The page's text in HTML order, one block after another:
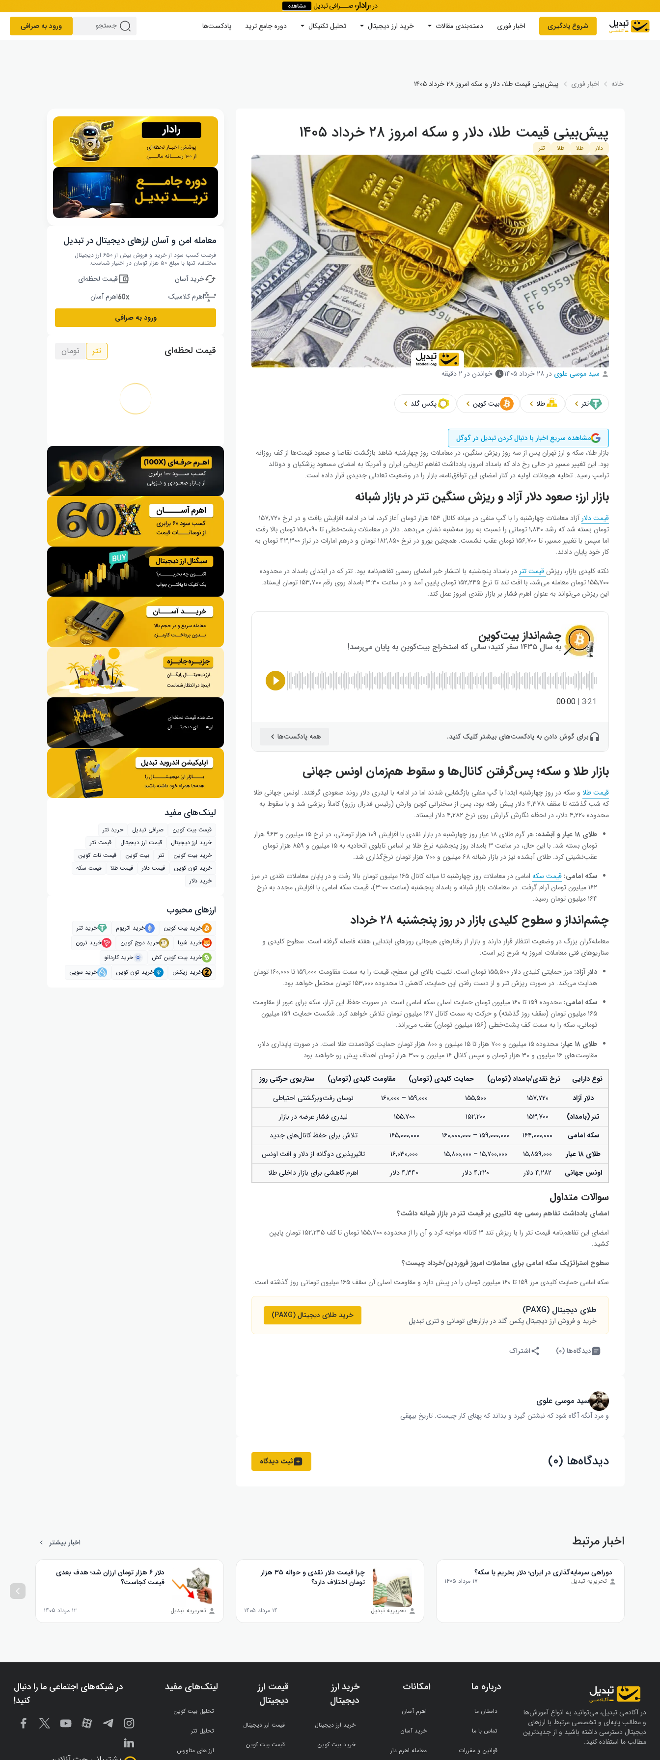
شروع یادگیری اخبار فوری دسته‌بندی مقالات خرید ارز دیجیتال تحلیل تکنیکال دوره‌ جامع ترید پادکست‌ها جستجو ورود به صرافی
خانه اخبار فوری پیش‌بینی قیمت طلا، دلار و سکه امروز ۲۸ خرداد ۱۴۰۵
پیش‌بینی قیمت طلا، دلار و سکه امروز ۲۸ خرداد ۱۴۰۵
دلار طلا طلا تتر
سید موسی علوی در ۲۸ خرداد ۱۴۰۵ خواندن در ۲ دقیقه
تتر طلا بیت کوین پکس گلد
مشاهده سریع اخبار با دنبال کردن تبدیل در گوگل
بازار طلا، سکه و ارز تهران پس از سه روز ریزش سنگین، در معاملات روز چهارشنبه شاهد بازگشت تقاضا و صعود قیمت‌ها از کف روزانه
بود. این تغییر مسیر در حالی رخ داد که بامداد امروز، یادداشت تفاهم تاریخی ایران و آمریکا به امضای مسعود پزشکیان و دونالد
ترامپ رسید. تخلیه هیجانات اولیه در کنار امضای این توافق‌نامه، بازار را در وضعیت تعادلی جدیدی قرار داده است.
بازار ارز؛ صعود دلار آزاد و ریزش سنگین تتر در بازار شبانه
قیمت دلار
آزاد معاملات چهارشنبه را با گپ منفی در میانه کانال ۱۵۴ هزار تومان آغاز کرد، اما در ادامه افزایش یافت و در نرخ ۱۵۷,۷۲۰
تومان بسته شد که رشد ۱,۸۴۰ تومانی را نسبت به روز سه‌شنبه نشان می‌دهد. دلار در معاملات پشت‌خطی تا ۱۵۸,۰۹۰ تومان بالا رفت
اما سپس با تغییر مسیر، تا ۱۵۶,۷۰۰ تومان عقب نشست. همچنین یورو در نرخ ۱۸۲,۸۵۰ تومان و درهم امارات در تراز ۴۳,۳۰۰ تومان به
کار خود پایان دادند.
نکته کلیدی بازار، ریزشقیمت تتر در بامداد پنجشنبه با انتشار خبر امضای رسمی تفاهم‌نامه بود. تتر که در ابتدای بامداد در محدوده
۱۵۵,۷۰۰ تومان معامله می‌شد، با افت تند تا نرخ ۱۵۲,۲۴۵ تومان پایین آمد و در ساعت ۳:۳۰ بامداد روی رقم ۱۵۳,۷۰۰ تومان ایستاد.
این ریزش می‌تواند به عنوان اهرم فشار بر بازار نقدی امروز عمل کند.
چشم‌انداز بیت‌کوین
به سال ۱۴۳۵ سفر کنید؛ سالی که استخراج بیت‌کوین به پایان می‌رسد!
3:21
|
00:00
برای گوش دادن به پادکست‌های بیشتر کلیک کنید. همه پادکست‌ها
بازار طلا و سکه؛ پس‌گرفتن کانال‌ها و سقوط هم‌زمان اونس جهانی
قیمت طلا و سکه در روز چهارشنبه ابتدا با گپ منفی بازگشایی شدند اما در ادامه با لیدری دلار روند صعودی گرفتند. اونس جهانی طلا
که شب گذشته تا سقف ۴,۳۷۸ دلار پیش رفته بود، پس از سخنرانی کوین وارش (رئیس فدرال رزرو) کاملاً ریزشی شد و با سقوط به
محدوده ۴,۲۲۰ دلار، در لحظه نگارش گزارش روی نرخ ۴,۲۸۲ دلار ایستاد.
طلای ۱۸ عیار و آبشده:
هر گرم طلای ۱۸ عیار روز چهارشنبه در بازار نقدی با افزایش ۱۰۹ هزار تومانی، در نرخ ۱۵ میلیون و ۹۶۳ هزار
تومان بسته شد. با این حال، در ساعت ۳ بامداد روز پنجشنبه نرخ طلا بر اساس تابلوی اتحادیه به ۱۵ میلیون و ۸۵۹ هزار تومان
عقب‌نشینی کرد. طلای آبشده نیز در بازار شبانه ۶۸ میلیون و ۷۰۰ هزار تومان نرخ‌گذاری شد.
سکه امامی: قیمت سکه
امامی در معاملات روز چهارشنبه تا میانه کانال ۱۶۵ میلیون تومان بالا رفت و در پایان معاملات نقدی در مرز
۱۶۲ میلیون تومان آرام گرفت. در معاملات بازار شبانه و بامداد پنجشنبه (ساعت ۳:۰۰)، قیمت سکه امامی با افزایش مجدد به نرخ
۱۶۴ میلیون تومان رسید.
چشم‌انداز و سطوح کلیدی بازار در روز پنجشنبه ۲۸ خرداد
معامله‌گران بزرگ در وضعیت انتظار قرار دارند و بازار از رفتارهای هیجانی روزهای ابتدایی هفته فاصله گرفته است. سطوح کلیدی و
سناریوهای فنی معاملات امروز به شرح زیر است:
دلار آزاد:
مرز حمایتی کلیدی دلار ۱۵۵,۵۰۰ تومان است. تثبیت بالای این سطح، قیمت را به سمت مقاومت ۱۵۹,۰۰۰ تا ۱۶۰,۰۰۰ تومان
هدایت می‌کند. در صورت ریزش تتر و از دست رفتن این حمایت، کاهش تا محدوده ۱۵۳,۰۰۰ تومان محتمل خواهد بود.
سکه امامی:
محدوده ۱۵۹ تا ۱۶۰ میلیون تومان حمایت اصلی سکه امامی است. در صورت حفظ این تراز، سکه برای عبور از مقاومت
۱۶۵ میلیون تومان (سقف روز گذشته) و حرکت به سمت کانال ۱۶۷ میلیون تومان تلاش خواهد کرد. شکست حمایت ۱۵۹ میلیون
تومانی، سکه را به سمت کف پشت‌خطی (۱۵۶ میلیون تومان) عقب می‌راند.
طلای ۱۸ عیار:
محدوده ۱۵ میلیون و ۷۰۰ هزار تا ۱۵ میلیون و ۸۰۰ هزار تومان حمایت کوتاه‌مدت طلا است. در صورت پایداری دلار،
مقاومت‌های ۱۶ میلیون و ۳۰ هزار تومان و سپس کانال ۱۶ میلیون و ۳۰۰ هزار تومان اهداف پیش رو خواهند بود.
نوع دارایی نرخ نقدی/بامداد (تومان) حمایت کلیدی (تومان) مقاومت کلیدی (تومان)
سناریوی حرکتی روز
دلار آزاد
۱۵۷,۷۲۰ ۱۵۵,۵۰۰ ۱۵۹,۰۰۰ – ۱۶۰,۰۰۰
نوسان رفت‌وبرگشتی احتیاطی
تتر (بامداد)
۱۵۳,۷۰۰ ۱۵۲,۲۰۰ ۱۵۵,۷۰۰
لیدری فشار عرضه در بازار
سکه امامی
۱۶۴,۰۰۰,۰۰۰ ۱۵۹,۰۰۰,۰۰۰ – ۱۶۰,۰۰۰,۰۰۰ ۱۶۵,۰۰۰,۰۰۰
تلاش برای حفظ کانال‌های جدید
طلای ۱۸ عیار
۱۵,۸۵۹,۰۰۰ ۱۵,۷۰۰,۰۰۰ – ۱۵,۸۰۰,۰۰۰ ۱۶,۰۳۰,۰۰۰
تاثیرپذیری دوگانه از دلار و افت اونس
اونس جهانی
۴,۲۸۲ دلار ۴,۲۲۰ دلار ۴,۳۴۰ دلار اهرم کاهشی برای بازار داخلی طلا
سوالات متداول
امضای یادداشت تفاهم رسمی چه تاثیری بر قیمت تتر در بازار شبانه داشت؟
امضای این تفاهم‌نامه قیمت تتر را با ریزش تند ۳ کاناله مواجه کرد و آن را از محدوده ۱۵۵,۷۰۰ تومان تا کف ۱۵۲,۲۴۵ تومان پایین
کشید.
سطوح استراتژیک سکه امامی برای معاملات امروز فروردین/خرداد چیست؟
سکه امامی حمایت کلیدی مرز ۱۵۹ تا ۱۶۰ میلیون تومان را در پیش دارد و مقاومت اصلی آن سقف ۱۶۵ میلیون تومانی روز گذشته است.
طلای دیجیتال (PAXG)
خرید و فروش ارز دیجیتال پکس گلد در بازارهای تومانی و تتری تبدیل
خرید طلای دیجیتال (PAXG)
دیدگاه‌ها (۰) اشتراک
سید موسی علوی
و مرد آنگه آگاه شود که نبشتن گیرد و بداند که پهنای کار چیست‌. تاریخ بیهقی
دیدگاه‌ها (۰) ثبت دیدگاه
معامله امن و آسان ارزهای دیجیتال در تبدیل
فرصت کسب سود از خرید و فروش بیش از ۶۵۰ ارز دیجیتال
مختلف، تنها با مبلغ ۵۰ هزار تومان در اختیار شماست.
خرید آسان
قیمت لحظه‌ای
اهرم کلاسیک
اهرم آسان
ورود به صرافی
قیمت لحظه‌ای تتر تومان
لینک‌های مفید
قیمت بیت کوین صرافی تبدیل
خرید تتر
خرید ارز دیجیتال
قیمت ارز دیجیتال
قیمت تتر
خرید بیت‌ کوین
تتر بیت کوین
قیمت نات کوین
خرید تون کوین
قیمت دلار قیمت طلا
قیمت سکه
خرید دلار
ارز‌های محبوب
خرید بیت کوین خرید اتریوم
خرید تتر
خرید شیبا
خرید دوج کوین
خرید ترون
خرید بیت کوین کش
خرید کاردانو
خرید زیکش
خرید تون کوین خرید سویی
اخبار مرتبط اخبار بیشتر
دوراهی سرمایه‌گذاری در ایران؛ دلار بخریم یا سکه؟
تحریریه تبدیل ۱۷ مرداد ۱۴۰۵
چرا قیمت دلار نقدی و حواله ۳۵ هزار
تومان اختلاف دارد؟
تحریریه تبدیل ۱۴ مرداد ۱۴۰۵
دلار ۶ هزار تومان ارزان شد؛ هدف بعدی
قیمت کجاست؟
تحریریه تبدیل ۱۲ مرداد ۱۴۰۵
در آکادمی تبدیل، می‌توانید به انواع آموزش‌ها
و مطالب پایه‌ای و تخصصی مرتبط با ارزهای
دیجیتال دسترسی داشته باشید و از جدیدترین
مطالب ما استفاده کنید.
درباره ما
داستان ما
تماس با ما
قوانین و مقررات
امکانات
اهرم آسان
خرید آسان
معامله اهرم دار
خرید ارز
دیجیتال
خرید ارز دیجیتال
خرید بیت کوین
قیمت ارز
دیجیتال
قیمت ارز دیجیتال
قیمت بیت کوین
لینک‌های مفید
تحلیل بیت کوین
تحلیل تتر
ارز های متاورس
در شبکه‌های اجتماعی ما را دنبال
کنید!